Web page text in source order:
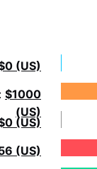
(US)
$1000
(US)
(US)
(US)